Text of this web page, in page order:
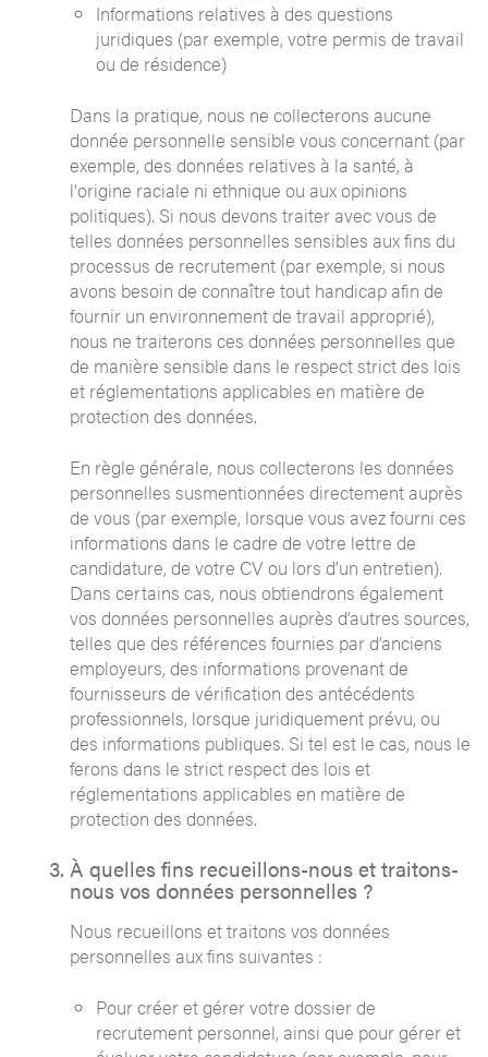
Informations relatives à des questions
juridiques (par exemple, votre permis de travail
ou de résidence)
Dans la pratique, nous ne collecterons aucune
donnée personnelle sensible vous concernant (par
exemple, des données relatives à la santé, à
l'origine raciale ni ethnique ou aux opinions
politiques). Si nous devons traiter avec vous de
telles données personnelles sensibles aux fins du
processus de recrutement (par exemple, si nous
avons besoin de connaître tout handicap afin de
fournir un environnement de travail approprié),
nous ne traiterons ces données personnelles que
de manière sensible dans le respect strict des lois
et réglementations applicables en matière de
protection des données.
En règle générale, nous collecterons les données
personnelles susmentionnées directement auprès
de vous (par exemple, lorsque vous avez fourni ces
informations dans le cadre de votre lettre de
candidature, de votre CV ou lors d’un entretien).
Dans certains cas, nous obtiendrons également
vos données personnelles auprès d’autres sources,
telles que des références fournies par d’anciens
employeurs, des informations provenant de
fournisseurs de vérification des antécédents
professionnels, lorsque juridiquement prévu, ou
des informations publiques. Si tel est le cas, nous le
ferons dans le strict respect des lois et
réglementations applicables en matière de
protection des données.
À quelles fins recueillons-nous et traitons-
nous vos données personnelles ?
Nous recueillons et traitons vos données
personnelles aux fins suivantes :
Pour créer et gérer votre dossier de
recrutement personnel, ainsi que pour gérer et